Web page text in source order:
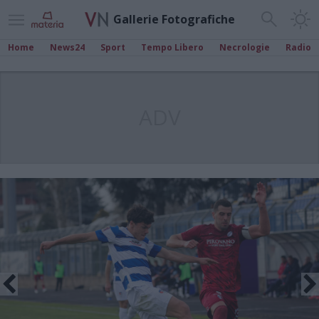
Gallerie Fotografiche
Home News24 Sport Tempo Libero Necrologie Radio